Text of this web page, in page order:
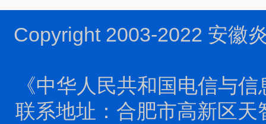
Copyright 2003-2022 安徽
《中华人民共和国电信与
联系地址：合肥市高新区